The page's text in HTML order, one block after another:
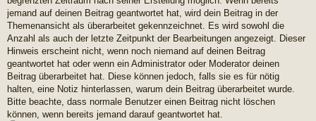
jemand auf deinen Beitrag geantwortet hat, wird dein Beitrag in der
Themenansicht als überarbeitet gekennzeichnet. Es wird sowohl die
Anzahl als auch der letzte Zeitpunkt der Bearbeitungen angezeigt. Dieser
Hinweis erscheint nicht, wenn noch niemand auf deinen Beitrag
geantwortet hat oder wenn ein Administrator oder Moderator deinen
Beitrag überarbeitet hat. Diese können jedoch, falls sie es für nötig
halten, eine Notiz hinterlassen, warum dein Beitrag überarbeitet wurde.
Bitte beachte, dass normale Benutzer einen Beitrag nicht löschen
können, wenn bereits jemand darauf geantwortet hat.